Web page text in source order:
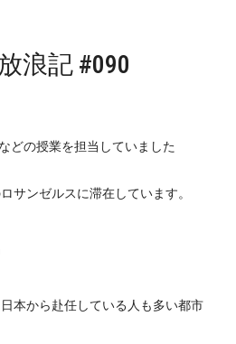
浪記 #090
どの授業を担当していました
サンゼルスに滞在しています。
本から赴任している人も多い都市